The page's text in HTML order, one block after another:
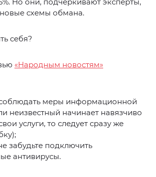
схемы обмана.
себя?
«Народным новостям»
меры информационной
неизвестный начинает навязчиво
услуги, то следует сразу же
забудьте подключить
антивирусы.